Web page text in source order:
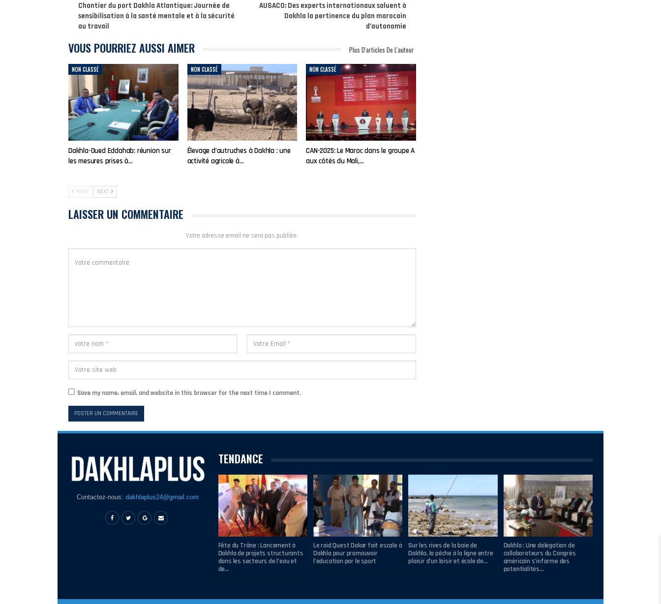
Chantier du port Dakhla Atlantique: Journée de
sensibilisation à la santé mentale et à la sécurité
au travail
AUSACO: Des experts internationaux saluent à
Dakhla la pertinence du plan marocain
d’autonomie
VOUS POURRIEZ AUSSI AIMER Plus D'articles De L'auteur
NON CLASSÉ
Dakhla-Oued Eddahab: réunion sur
les mesures prises à…
NON CLASSÉ
Élevage d’autruches à Dakhla : une
activité agricole à…
NON CLASSÉ
CAN-2025: Le Maroc dans le groupe A
aux côtés du Mali,…
PREV NEXT
LAISSER UN COMMENTAIRE
Votre adresse email ne sera pas publiée.
Save my name, email, and website in this browser for the next time I comment.
Contactez-nous:dakhlaplus24@gmail.com
TENDANCE
Fête du Trône : Lancement à
Dakhla de projets structurants
dans les secteurs de l’eau et
de…
Le raid Quest Dakar fait escale à
Dakhla pour promouvoir
l’éducation par le sport
Sur les rives de la baie de
Dakhla, la pêche à la ligne entre
plaisir d’un loisir et école de…
Dakhla : Une délégation de
collaborateurs du Congrès
américain s’informe des
potentialités…